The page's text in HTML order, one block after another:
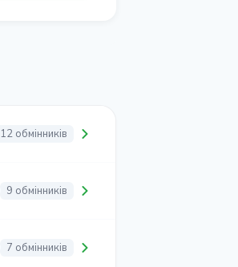
12 обмінників
9 обмінників
7 обмінників